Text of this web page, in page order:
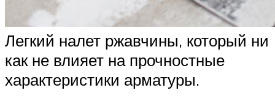
Легкий налет ржавчины, который ни
как не влияет на прочностные
характеристики арматуры.